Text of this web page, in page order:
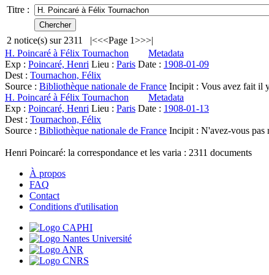
Titre :
2 notice(s) sur 2311 |<<<Page 1>>>|
H. Poincaré à Félix Tournachon
Metadata
Exp : Poincaré, Henri Lieu : Paris Date : 1908-01-09
Dest : Tournachon, Félix
Source : Bibliothèque nationale de France Incipit : Vous avez fait il
H. Poincaré à Félix Tournachon
Metadata
Exp : Poincaré, Henri Lieu : Paris Date : 1908-01-13
Dest : Tournachon, Félix
Source : Bibliothèque nationale de France Incipit : N'avez-vous pas
Henri Poincaré: la correspondance et les varia : 2311 documents
À propos
FAQ
Contact
Conditions d'utilisation